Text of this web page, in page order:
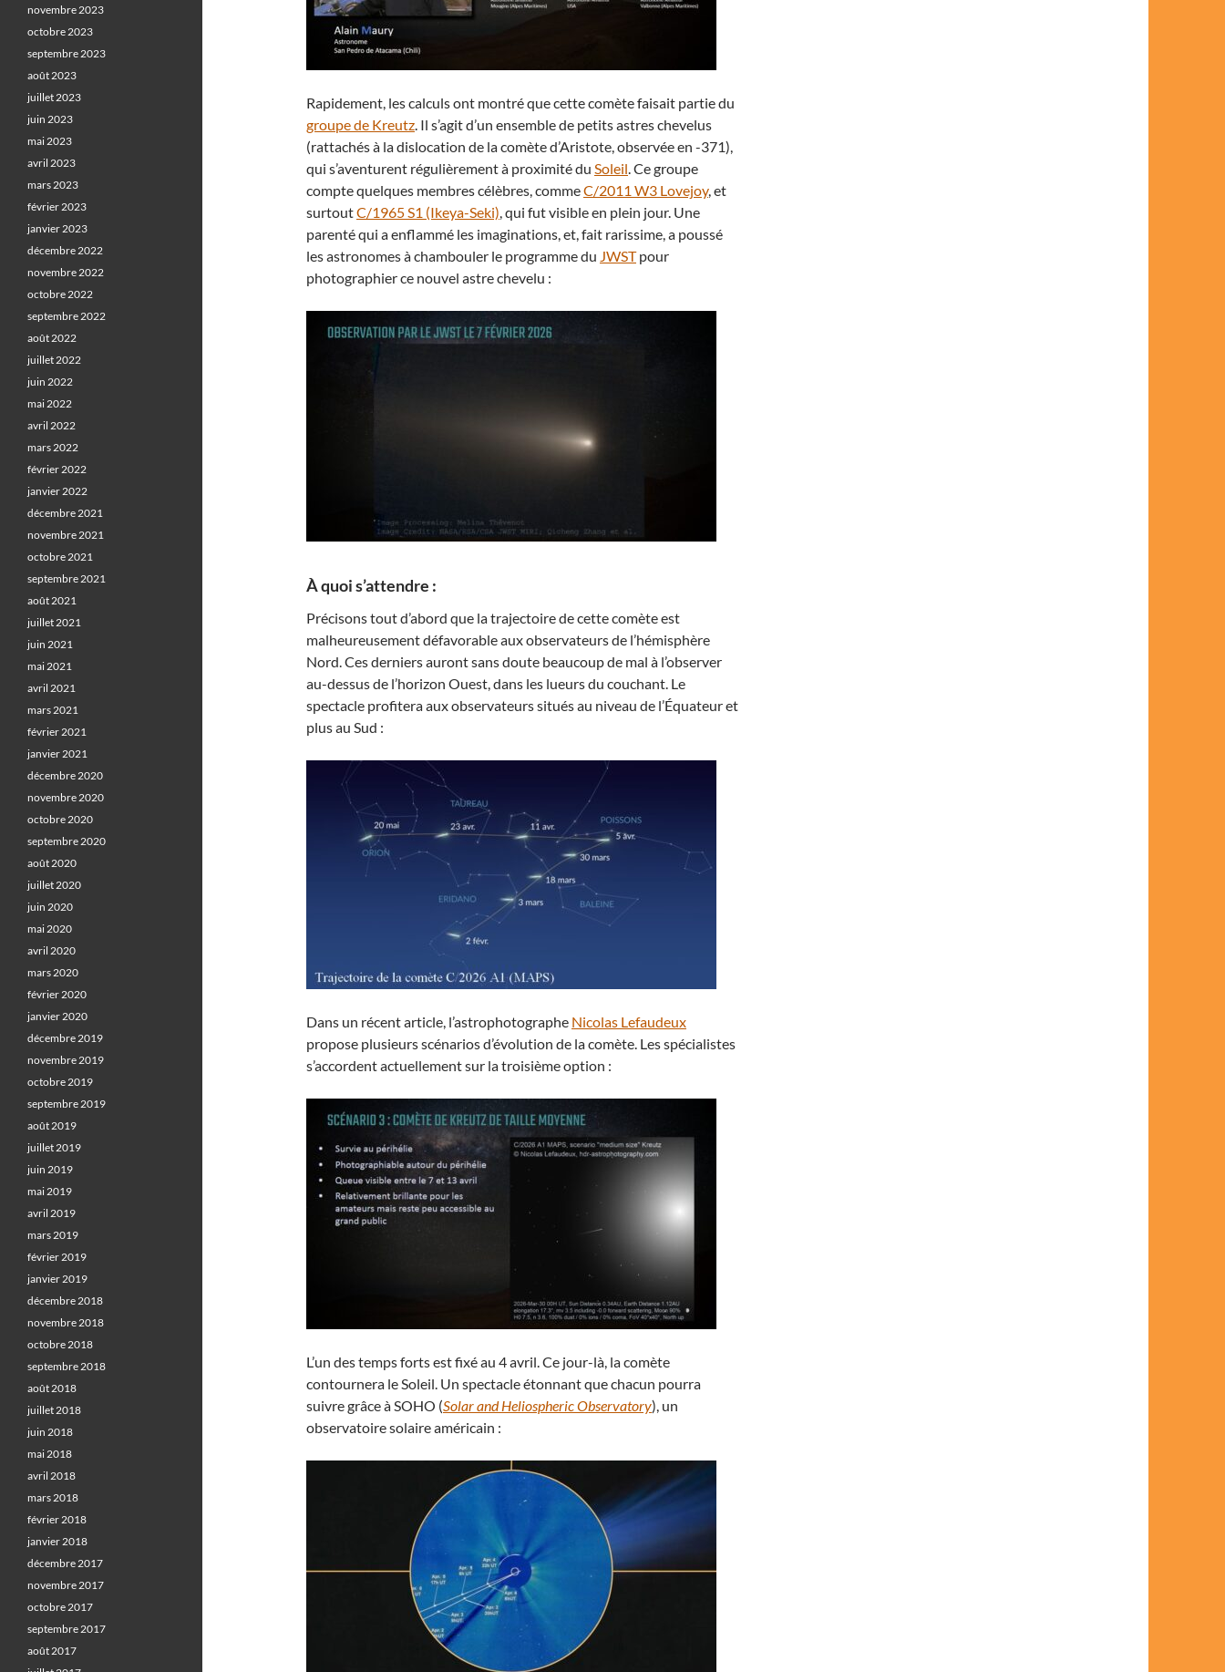
Rapidement, les calculs ont montré que cette comète faisait partie du
groupe de Kreutz. Il s’agit d’un ensemble de petits astres chevelus
(rattachés à la dislocation de la comète d’Aristote, observée en -371),
qui s’aventurent régulièrement à proximité du Soleil. Ce groupe
compte quelques membres célèbres, commeC/2011 W3 Lovejoy, et
surtoutC/1965 S1 (Ikeya-Seki), qui fut visible en plein jour. Une
parenté qui a enflammé les imaginations, et, fait rarissime, a poussé
les astronomes à chambouler le programme du JWSTpour
photographier ce nouvel astre chevelu :
À quoi s’attendre :
Précisons tout d’abord que la trajectoire de cette comète est
malheureusement défavorable aux observateurs de l’hémisphère
Nord. Ces derniers auront sans doute beaucoup de mal à l’observer
au-dessus de l’horizon Ouest, dans les lueurs du couchant. Le
spectacle profitera aux observateurs situés au niveau de l’Équateur et
plus au Sud :
Dans un récent article, l’astrophotographe Nicolas Lefaudeux
propose plusieurs scénarios d’évolution de la comète. Les spécialistes
s’accordent actuellement sur la troisième option :
L’un des temps forts est fixé au 4 avril. Ce jour-là, la comète
contournera le Soleil. Un spectacle étonnant que chacun pourra
suivre grâce à SOHO (Solar and Heliospheric Observatory), un
observatoire solaire américain :
novembre 2023
octobre 2023
septembre 2023
août 2023
juillet 2023
juin 2023
mai 2023
avril 2023
mars 2023
février 2023
janvier 2023
décembre 2022
novembre 2022
octobre 2022
septembre 2022
août 2022
juillet 2022
juin 2022
mai 2022
avril 2022
mars 2022
février 2022
janvier 2022
décembre 2021
novembre 2021
octobre 2021
septembre 2021
août 2021
juillet 2021
juin 2021
mai 2021
avril 2021
mars 2021
février 2021
janvier 2021
décembre 2020
novembre 2020
octobre 2020
septembre 2020
août 2020
juillet 2020
juin 2020
mai 2020
avril 2020
mars 2020
février 2020
janvier 2020
décembre 2019
novembre 2019
octobre 2019
septembre 2019
août 2019
juillet 2019
juin 2019
mai 2019
avril 2019
mars 2019
février 2019
janvier 2019
décembre 2018
novembre 2018
octobre 2018
septembre 2018
août 2018
juillet 2018
juin 2018
mai 2018
avril 2018
mars 2018
février 2018
janvier 2018
décembre 2017
novembre 2017
octobre 2017
septembre 2017
août 2017